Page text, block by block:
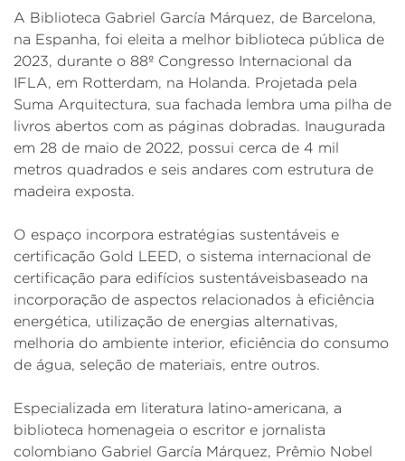
A Biblioteca Gabriel García Márquez, de Barcelona,
na Espanha, foi eleita a melhor biblioteca pública de
2023, durante o 88º Congresso Internacional da
IFLA, em Rotterdam, na Holanda. Projetada pela
Suma Arquitectura, sua fachada lembra uma pilha de
livros abertos com as páginas dobradas. Inaugurada
em 28 de maio de 2022, possui cerca de 4 mil
metros quadrados e seis andares com estrutura de
madeira exposta.
O espaço incorpora estratégias sustentáveis ​​e
certificação Gold LEED, o sistema internacional de
certificação para edifícios sustentáveis​​baseado na
incorporação de aspectos relacionados à eficiência
energética, utilização de energias alternativas,
melhoria do ambiente interior, eficiência do consumo
de água, seleção de materiais, entre outros.
Especializada em literatura latino-americana, a
biblioteca homenageia o escritor e jornalista
colombiano Gabriel García Márquez, Prêmio Nobel